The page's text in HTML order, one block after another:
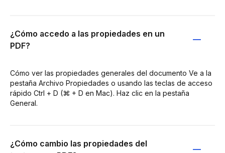
¿Cómo accedo a las propiedades en un
PDF?
Cómo ver las propiedades generales del documento Ve a la
pestaña Archivo Propiedades o usando las teclas de acceso
rápido Ctrl + D (⌘ + D en Mac). Haz clic en la pestaña
General.
¿Cómo cambio las propiedades del